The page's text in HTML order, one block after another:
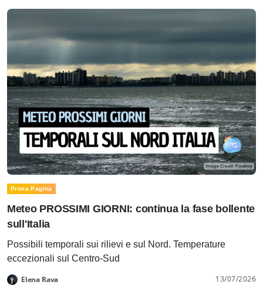
Prima Pagina
Meteo PROSSIMI GIORNI: continua la fase bollente
sull'Italia
Possibili temporali sui rilievi e sul Nord. Temperature
eccezionali sul Centro-Sud
Elena Rava 13/07/2026